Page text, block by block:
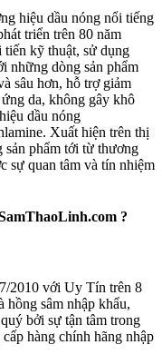
hiệu dầu nóng nổi tiếng
triển trên 80 năm
kỹ thuật, sử dụng
những dòng sản phẩm
sâu hơn, hỗ trợ giảm
da, không gây khô
dầu nóng
Xuất hiện trên thị
phẩm tới từ thương
sự quan tâm và tín nhiệm
?
2010 với Uy Tín trên 8
hồng sâm nhập khẩu,
bởi sự tận tâm trong
hàng chính hãng nhập